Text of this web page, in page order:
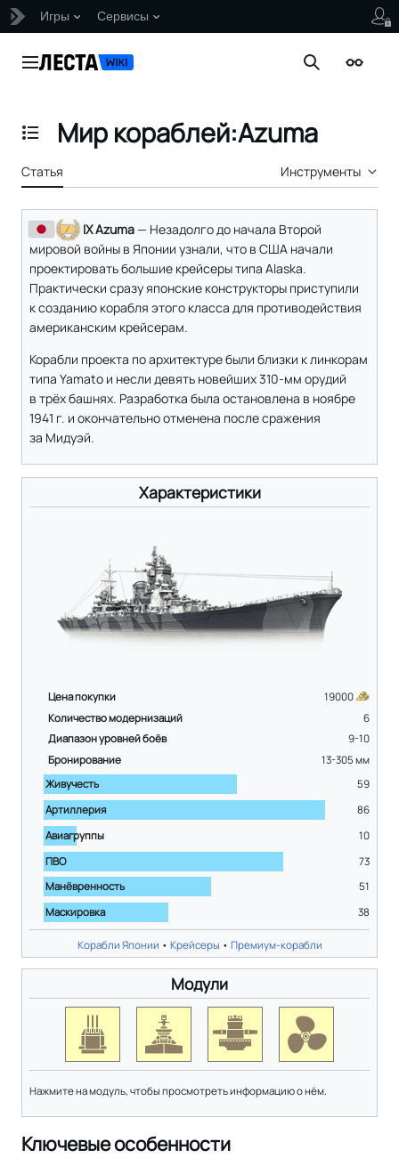
Игры Сервисы
Главное меню Поиск
Отобразить/Скрыть содержание
Мир кораблей:Azuma
Статья Инструменты
IX Azuma— Незадолго до начала Второй
мировой войны в Японии узнали, что в США начали
проектировать большие крейсеры типа Alaska.
Практически сразу японские конструкторы приступили
к созданию корабля этого класса для противодействия
американским крейсерам.
Корабли проекта по архитектуре были близки к линкорам
типа Yamato и несли девять новейших 310-мм орудий
в трёх башнях. Разработка была остановлена в ноябре
1941 г. и окончательно отменена после сражения
за Мидуэй.
Характеристики
Цена покупки
19000
Количество модернизаций
6
Диапазон уровней боёв
9-10
Бронирование
13-305мм
Живучесть
59
Артиллерия
86
Авиагруппы
10
ПВО
73
Манёвренность
51
Маскировка
38
Корабли Японии • Крейсеры • Премиум-корабли
Модули
Нажмите на модуль, чтобы просмотреть информацию о нём.
Ключевые особенности